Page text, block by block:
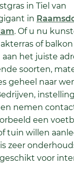
in Tiel van
in
. Of u nu
of
het juiste
soorten,
geheel naar
nemen
een
tuin willen
zeer
voor